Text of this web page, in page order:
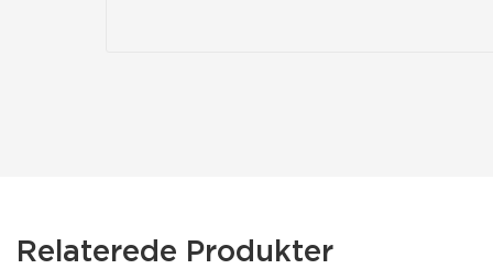
Relaterede Produkter